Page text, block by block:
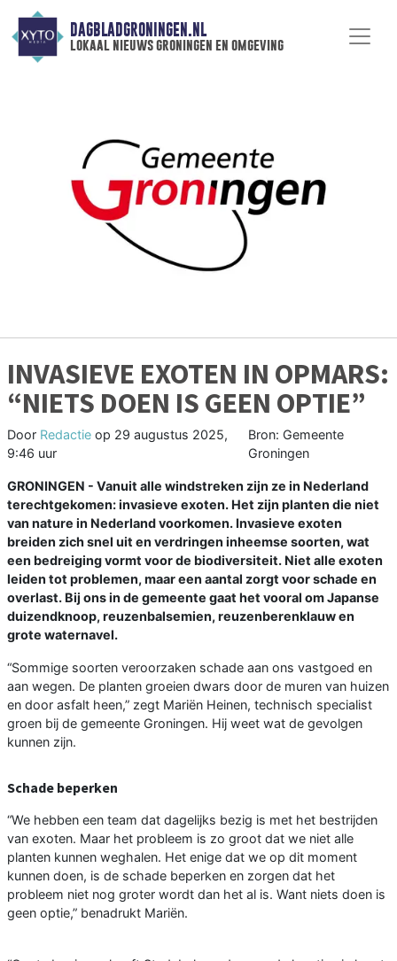
DAGBLADGRONINGEN.NL
lokaal nieuws groningen en omgeving
INVASIEVE EXOTEN IN OPMARS:
“NIETS DOEN IS GEEN OPTIE”
Door Redactie op 29 augustus 2025,
9:46 uur
Bron: Gemeente
Groningen
GRONINGEN - Vanuit alle windstreken zijn ze in Nederland
terechtgekomen: invasieve exoten. Het zijn planten die niet
van nature in Nederland voorkomen. Invasieve exoten
breiden zich snel uit en verdringen inheemse soorten, wat
een bedreiging vormt voor de biodiversiteit. Niet alle exoten
leiden tot problemen, maar een aantal zorgt voor schade en
overlast. Bij ons in de gemeente gaat het vooral om Japanse
duizendknoop, reuzenbalsemien, reuzenberenklauw en
grote waternavel.
“Sommige soorten veroorzaken schade aan ons vastgoed en
aan wegen. De planten groeien dwars door de muren van huizen
en door asfalt heen,” zegt Mariën Heinen, technisch specialist
groen bij de gemeente Groningen. Hij weet wat de gevolgen
kunnen zijn.
Schade beperken
“We hebben een team dat dagelijks bezig is met het bestrijden
van exoten. Maar het probleem is zo groot dat we niet alle
planten kunnen weghalen. Het enige dat we op dit moment
kunnen doen, is de schade beperken en zorgen dat het
probleem niet nog groter wordt dan het al is. Want niets doen is
geen optie,” benadrukt Mariën.